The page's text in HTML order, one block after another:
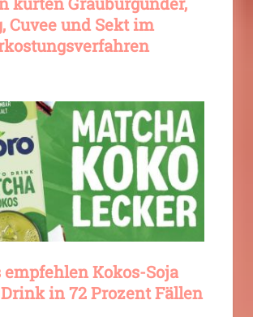
Cuvee und Sekt im
empfehlen Kokos-Soja
in 72 Prozent Fällen